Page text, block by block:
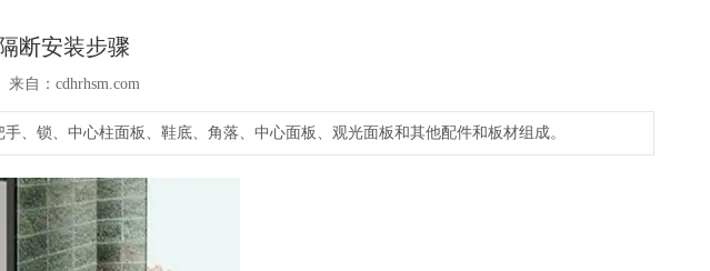
断安装步骤
自：cdhrhsm.com
、锁、中心柱面板、鞋底、角落、中心面板、观光面板和其他配件和板材组成。